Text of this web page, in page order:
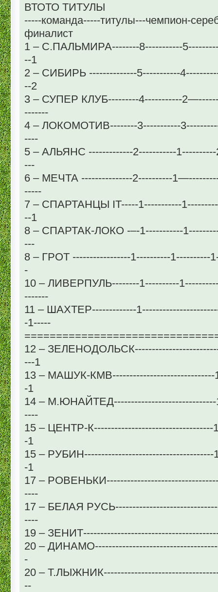
ВТОТО ТИТУЛЫ
-----команда-----титулы---чемпион-
финалист
1 – С.ПАЛЬМИРА--------8-----------
--1
2 – СИБИРЬ --------------5-----------
--2
3 – СУПЕР КЛУБ---------4-----------
-------
4 – ЛОКОМОТИВ--------3-----------
----
5 – АЛЬЯНС -------------2-----------1----------
---
6 – МЕЧТА ---------------2----------
-----
7 – СПАРТАНЦЫ IT-----1-----------
--1
8 – СПАРТАК-ЛОКО -–-1-----------
---
8 – ГРОТ -----------------1----------1----------
-
10 – ЛИВЕРПУЛЬ--------1----------
-------
11 – ШАХТЕР-------------
-1-----
12 –
---1
13 – МАШУК-КМВ------------------------------
-1
14 – М.ЮНАЙТЕД------------------------------
----
15 – ЦЕНТР-К-----------------------------------
-1
15 – РУБИН--------------------------------------
-1
17 –
----
17 – БЕЛАЯ
----
19 –
20 –
-
20 –
--